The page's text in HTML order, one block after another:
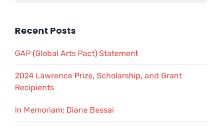
Recent Posts
GAP (Global Arts Pact) Statement
2024 Lawrence Prize, Scholarship, and Grant
Recipients
In Memoriam: Diane Bessai